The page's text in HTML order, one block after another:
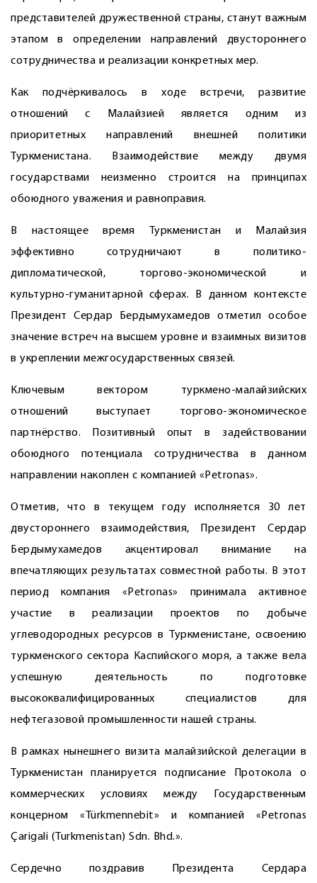
представителей дружественной страны, станут важным
этапом в определении направлений двустороннего
сотрудничества и реализации конкретных мер.
Как подчёркивалось в ходе встречи, развитие
отношений с Малайзией является одним из
приоритетных направлений внешней политики
Туркменистана. Взаимодействие между двумя
государствами неизменно строится на принципах
обоюдного уважения и равноправия.
В настоящее время Туркменистан и Малайзия
эффективно сотрудничают в политико-
дипломатической, торгово-экономической и
культурно-гуманитарной сферах. В данном контексте
Президент Сердар Бердымухамедов отметил особое
значение встреч на высшем уровне и взаимных визитов
в укреплении межгосударственных связей.
Ключевым вектором турк­мено-малайзийских
отношений выступает торгово-экономическое
партнёрство. Позитивный опыт в задействовании
обоюдного потенциала сотрудничества в данном
направлении накоплен с компанией «Petronas».
Отметив, что в текущем году исполняется 30 лет
двустороннего взаимодействия, Президент Сердар
Бердымухамедов акцентировал внимание на
впечатляющих результатах совместной работы. В этот
период компания «Petronas» принимала активное
участие в реализации проектов по добыче
углеводородных ресурсов в Туркменистане, освоению
туркменского сектора Каспийского моря, а также вела
успешную деятельность по подготовке
высококвалифицированных специалистов для
нефтегазовой промышленности нашей страны.
В рамках нынешнего визита малайзийской делегации в
Туркменистан планируется подписание Протокола о
коммерческих условиях между Государственным
концерном «Türkmennebit» и компанией «Petronas
Çarigali (Turkmenistan) Sdn. Bhd.».
Сердечно поздравив Президента Сердара